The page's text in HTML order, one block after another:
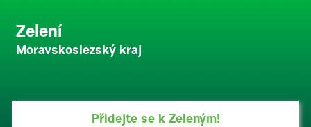
Zelení
Moravskoslezský kraj
Přidejte se k Zeleným!